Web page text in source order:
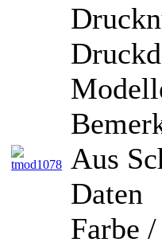
Aus
Daten
Farbe